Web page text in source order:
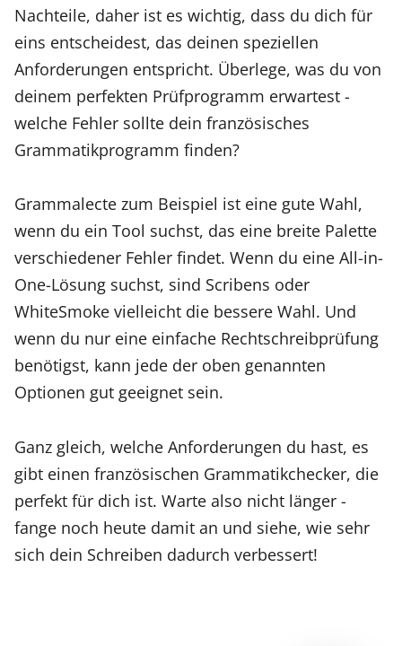
Nachteile, daher ist es wichtig, dass du dich für
eins entscheidest, das deinen speziellen
Anforderungen entspricht. Überlege, was du von
deinem perfekten Prüfprogramm erwartest -
welche Fehler sollte dein französisches
Grammatikprogramm finden?
Grammalecte zum Beispiel ist eine gute Wahl,
wenn du ein Tool suchst, das eine breite Palette
verschiedener Fehler findet. Wenn du eine All-in-
One-Lösung suchst, sind Scribens oder
WhiteSmoke vielleicht die bessere Wahl. Und
wenn du nur eine einfache Rechtschreibprüfung
benötigst, kann jede der oben genannten
Optionen gut geeignet sein.
Ganz gleich, welche Anforderungen du hast, es
gibt einen französischen Grammatikchecker, die
perfekt für dich ist. Warte also nicht länger -
fange noch heute damit an und siehe, wie sehr
sich dein Schreiben dadurch verbessert!